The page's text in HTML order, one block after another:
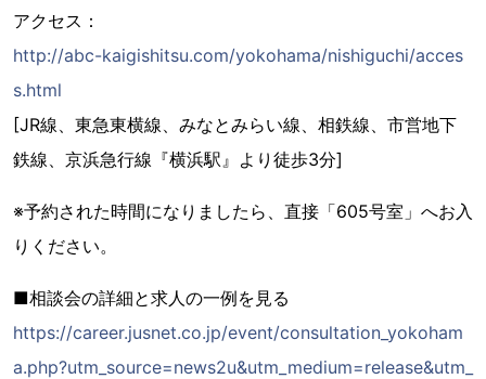
アクセス：
http://abc-kaigishitsu.com/yokohama/nishiguchi/acces
s.html
[JR線、東急東横線、みなとみらい線、相鉄線、市営地下
鉄線、京浜急行線『横浜駅』より徒歩3分]
※予約された時間になりましたら、直接「605号室」へお入
りください。
■相談会の詳細と求人の一例を見る
https://career.jusnet.co.jp/event/consultation_yokoham
a.php?utm_source=news2u&utm_medium=release&utm_